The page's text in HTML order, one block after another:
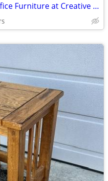
More Conference Room / Office Furniture at Creative Bargains